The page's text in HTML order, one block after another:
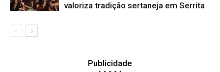
valoriza tradição sertaneja em Serrita
Publicidade